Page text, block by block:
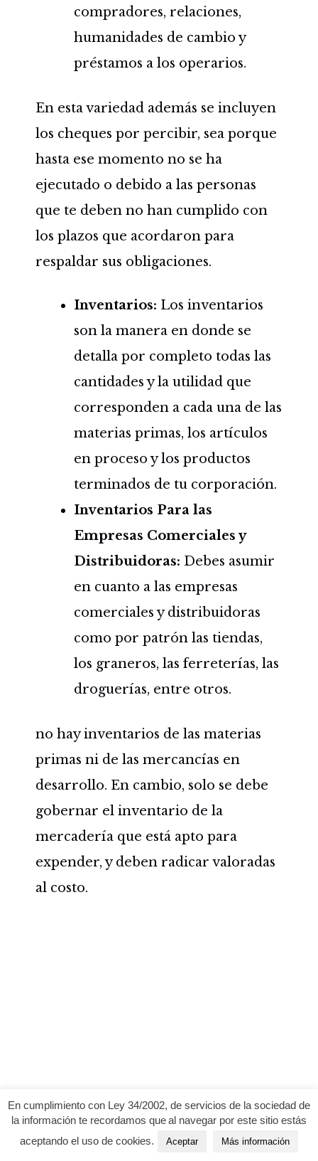
compradores, relaciones,
humanidades de cambio y
préstamos a los operarios.
En esta variedad además se incluyen
los cheques por percibir, sea porque
hasta ese momento no se ha
ejecutado o debido a las personas
que te deben no han cumplido con
los plazos que acordaron para
respaldar sus obligaciones.
Inventarios: Los inventarios
son la manera en donde se
detalla por completo todas las
cantidades y la utilidad que
corresponden a cada una de las
materias primas, los artículos
en proceso y los productos
terminados de tu corporación.
Inventarios Para las
Empresas Comerciales y
Distribuidoras: Debes asumir
en cuanto a las empresas
comerciales y distribuidoras
como por patrón las tiendas,
los graneros, las ferreterías, las
droguerías, entre otros.
no hay inventarios de las materias
primas ni de las mercancías en
desarrollo. En cambio, solo se debe
gobernar el inventario de la
mercadería que está apto para
expender, y deben radicar valoradas
al costo.
En cumplimiento con Ley 34/2002, de servicios de la sociedad de
la información te recordamos que al navegar por este sitio estás
aceptando el uso de cookies.
Aceptar Más información